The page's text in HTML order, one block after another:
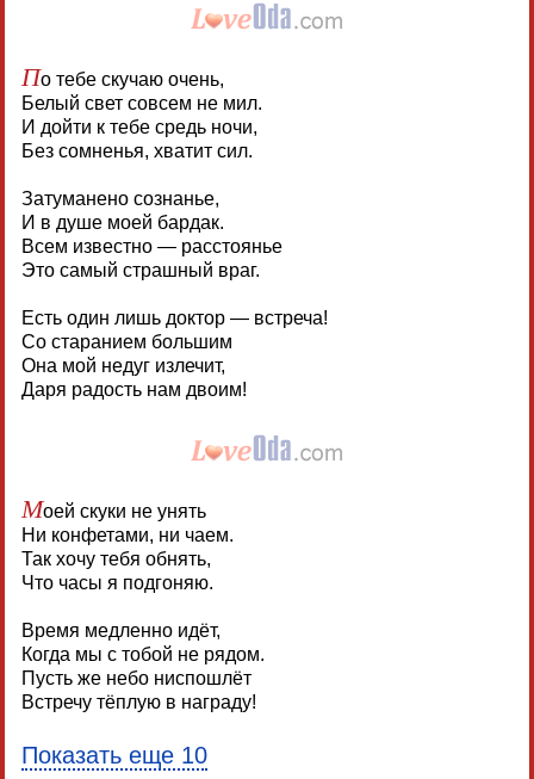
По тебе скучаю очень,
Белый свет совсем не мил.
И дойти к тебе средь ночи,
Без сомненья, хватит сил.
Затуманено сознанье,
И в душе моей бардак.
Всем известно — расстоянье
Это самый страшный враг.
Есть один лишь доктор — встреча!
Со старанием большим
Она мой недуг излечит,
Даря радость нам двоим!
Моей скуки не унять
Ни конфетами, ни чаем.
Так хочу тебя обнять,
Что часы я подгоняю.
Время медленно идёт,
Когда мы с тобой не рядом.
Пусть же небо ниспошлёт
Встречу тёплую в награду!
Показать еще 10